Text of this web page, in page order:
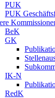
PUK
PUK
BeK
GK
IK-N
RedK